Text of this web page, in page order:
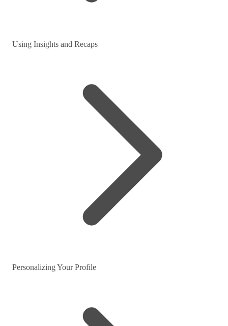
Using Insights and Recaps
Personalizing Your Profile